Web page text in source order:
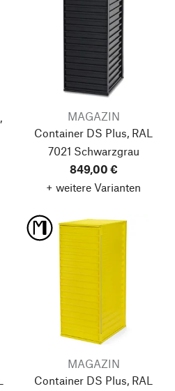
MAGAZIN
Container DS Plus, RAL
7021 Schwarzgrau
849,00 €
+ weitere Varianten
MAGAZIN
Container DS Plus, RAL